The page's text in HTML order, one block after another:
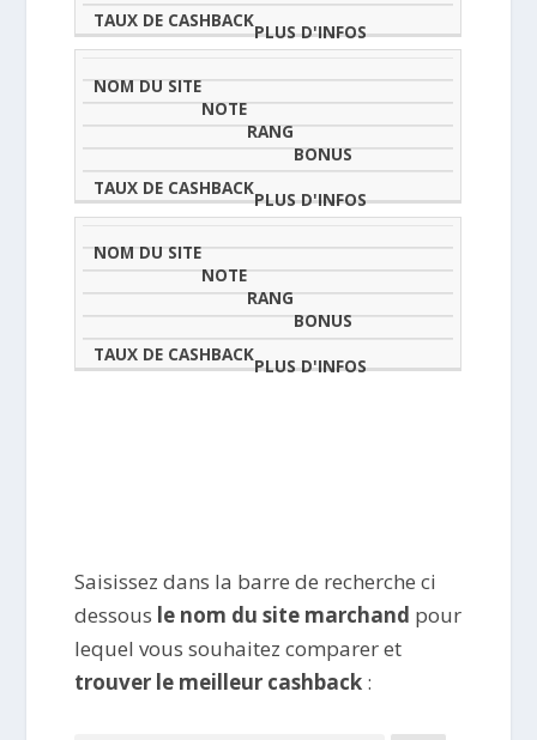
Saisissez dans la barre de recherche ci
dessous le nom du site marchand pour
lequel vous souhaitez comparer et
trouver le meilleur cashback :